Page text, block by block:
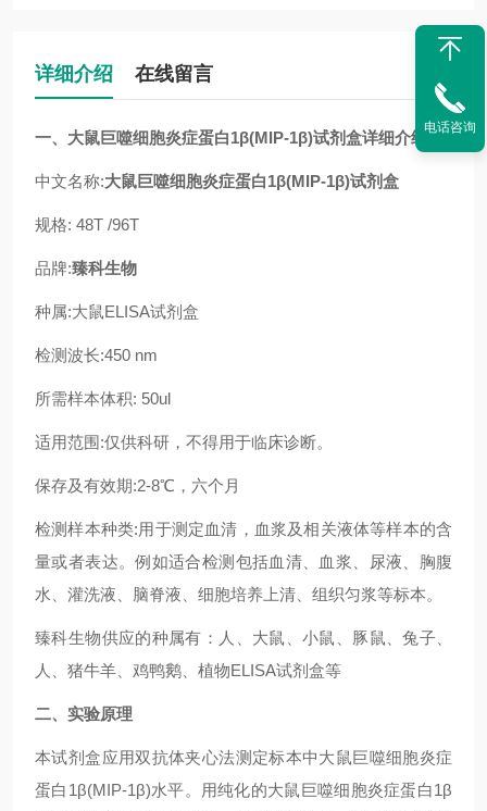
详细介绍 在线留言
一、 大鼠巨噬细胞炎症蛋白1β(MIP-1β)试剂盒详细介绍
中文名称:大鼠巨噬细胞炎症蛋白1β(MIP-1β)试剂盒
规格: 48T /96T
品牌:臻科生物
种属:大鼠ELISA试剂盒
检测波长:450 nm
所需样本体积: 50ul
适用范围:仅供科研，不得用于临床诊断。
保存及有效期:2-8℃，六个月
检测样本种类:用于测定血清，血浆及相关液体等样本的含
量或者表达。例如适合检测包括血清、血浆、尿液、胸腹
水、灌洗液、脑脊液、细胞培养上清、组织匀浆等标本。
臻科生物供应的种属有：人、大鼠、小鼠、豚鼠、兔子、
人、猪牛羊、鸡鸭鹅、植物ELISA试剂盒等
二、实验原理
本试剂盒应用双抗体夹心法测定标本中大鼠巨噬细胞炎症
蛋白1β(MIP-1β)水平。用纯化的大鼠巨噬细胞炎症蛋白1β
电话咨询